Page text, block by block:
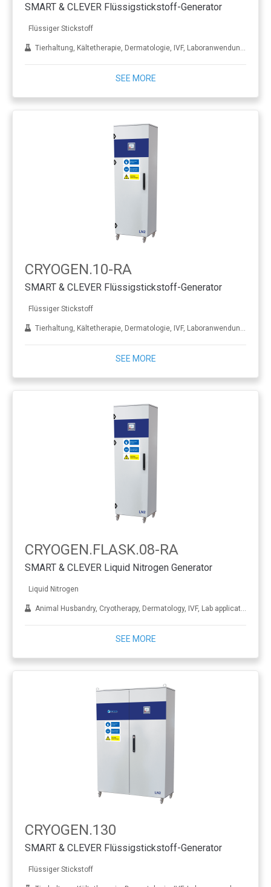
SMART & CLEVER Flüssigstickstoff-Generator
Flüssiger Stickstoff
Tierhaltung, Kältetherapie, Dermatologie, IVF, Laboranwendungen, Behandlung von Metall
SEE MORE
CRYOGEN.10-RA
SMART & CLEVER Flüssigstickstoff-Generator
Flüssiger Stickstoff
Tierhaltung, Kältetherapie, Dermatologie, IVF, Laboranwendungen, Behandlung von Metall
SEE MORE
CRYOGEN.FLASK.08-RA
SMART & CLEVER Liquid Nitrogen Generator
Liquid Nitrogen
Animal Husbandry, Cryotherapy, Dermatology, IVF, Lab applications, Metal treatment
SEE MORE
CRYOGEN.130
SMART & CLEVER Flüssigstickstoff-Generator
Flüssiger Stickstoff